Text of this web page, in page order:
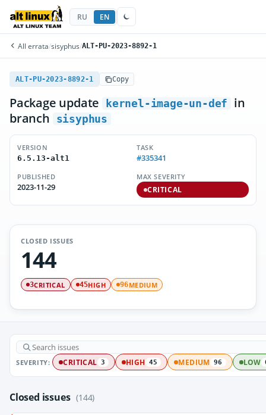
RU EN
All errata/sisyphus/ALT-PU-2023-8892-1
ALT-PU-2023-8892-1 Copy
Package update kernel-image-un-def
in
branch
sisyphus
VERSION
6.5.13-alt1
TASK
#335341
PUBLISHED
2023-11-29
MAX SEVERITY
CRITICAL
CLOSED ISSUES
144
3CRITICAL 45HIGH 96MEDIUM
SEVERITY: CRITICAL 3 HIGH 45 MEDIUM 96 LOW
Closed issues (144)